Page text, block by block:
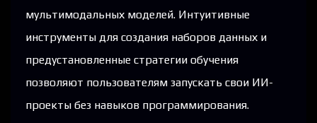
мультимодальных моделей. Интуитивные
инструменты для создания наборов данных и
предустановленные стратегии обучения
позволяют пользователям запускать свои ИИ-
проекты без навыков программирования.